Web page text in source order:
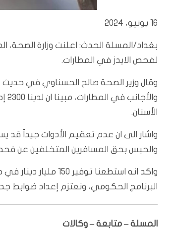
16 يونيو، 2024
بغداد/المسلة الحدث: اعلنت وزارة الصحة،
لفحص الايدز في المطارات.
وقال وزير الصحة صالح الحسناوي في حديث
الأسنان.
واشار الى ان عدم تعقيم الأدوات جيداً قد
والحبس بحق المسافرين المتخلفين عن فحص
واكد انه استطعنا
البرنامج الحكومي، ونعتزم إعداد ضوابط
المسلة – متابعة – وكالات